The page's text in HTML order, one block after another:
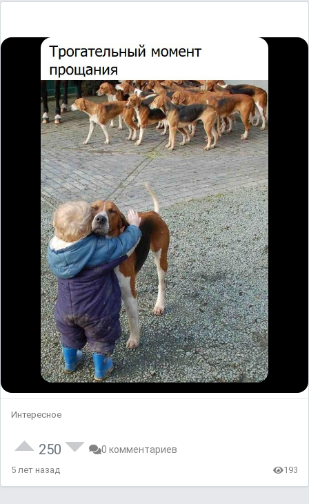
Интересное
250 0 комментариев
5 лет назад 193